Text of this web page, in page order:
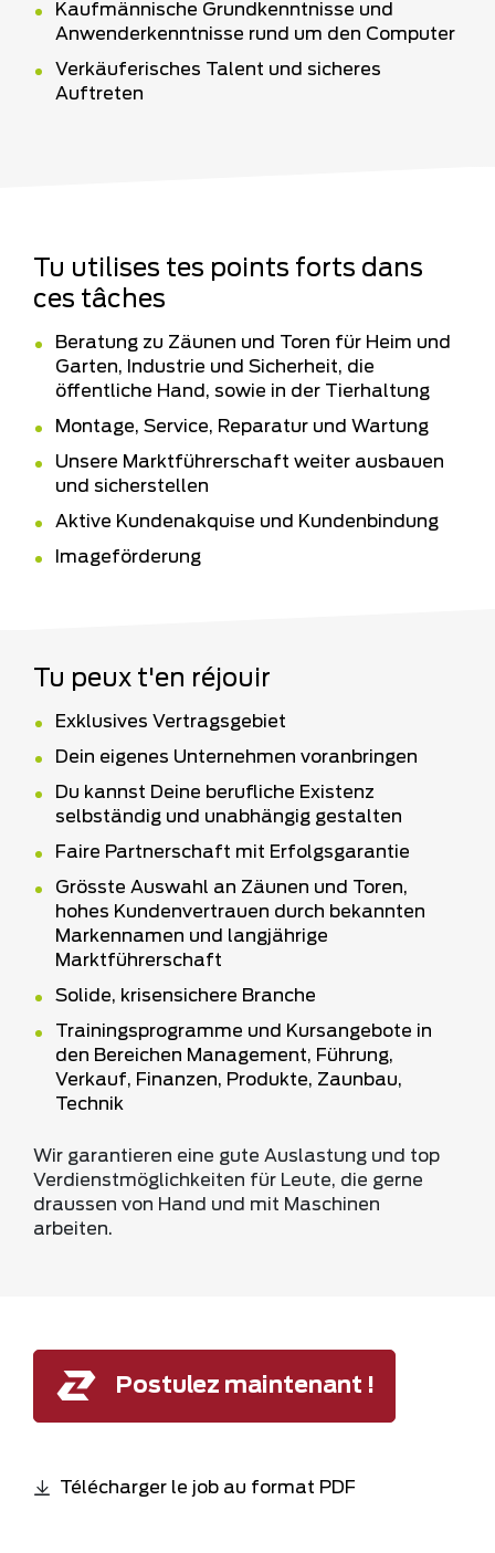
Kaufmännische Grundkenntnisse und
Anwenderkenntnisse rund um den Computer
Verkäuferisches Talent und sicheres
Auftreten
Tu utilises tes points forts dans
ces tâches
Beratung zu Zäunen und Toren für Heim und
Garten, Industrie und Sicherheit, die
öffentliche Hand, sowie in der Tierhaltung
Montage, Service, Reparatur und Wartung
Unsere Marktführerschaft weiter ausbauen
und sicherstellen
Aktive Kundenakquise und Kundenbindung
Imageförderung
Tu peux t'en réjouir
Exklusives Vertragsgebiet
Dein eigenes Unternehmen voranbringen
Du kannst Deine berufliche Existenz
selbständig und unabhängig gestalten
Faire Partnerschaft mit Erfolgsgarantie
Grösste Auswahl an Zäunen und Toren,
hohes Kundenvertrauen durch bekannten
Markennamen und langjährige
Marktführerschaft
Solide, krisensichere Branche
Trainingsprogramme und Kursangebote in
den Bereichen Management, Führung,
Verkauf, Finanzen, Produkte, Zaunbau,
Technik
Wir garantieren eine gute Auslastung und top
Verdienstmöglichkeiten für Leute, die gerne
draussen von Hand und mit Maschinen
arbeiten.
Postulez maintenant !
Télécharger le job au format PDF